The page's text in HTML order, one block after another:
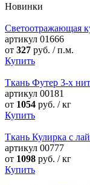
Новинки
Светоотражающая
артикул 01666
от 327 руб. / п.м.
Купить
Ткань Футер 3-х
артикул 00181
от 1054 руб. / кг
Купить
Ткань Кулирка с
артикул 00777
от 1098 руб. / кг
Купить